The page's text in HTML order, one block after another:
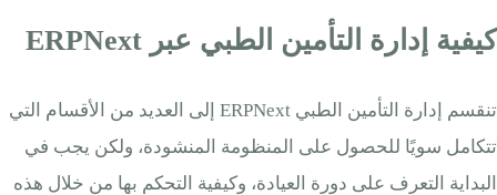
كيفية إدارة التأمين الطبي عبر ERPNext
تنقسم إدارة التأمين الطبي ERPNext إلى العديد من الأقسام التي
تتكامل سويًا للحصول على المنظومة المنشودة، ولكن يجب في
البداية التعرف على دورة العيادة، وكيفية التحكم بها من خلال هذه